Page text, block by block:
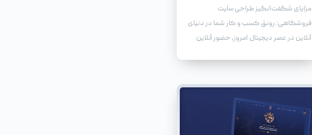
مزایای شگفت‌انگیز طراحی سایت
فروشگاهی: رونق کسب و کار شما در دنیای
آنلاین در عصر دیجیتال امروز، حضور آنلاین
است. طراحی یک سایت فروشگاهی نه تنها
به شما این امکان را می‌دهد که محصولات و
خدمات خود را به طیف وسیع‌تری از مخاطبان
عرضه کنید، بلکه مزایای بی‌شماری را برای